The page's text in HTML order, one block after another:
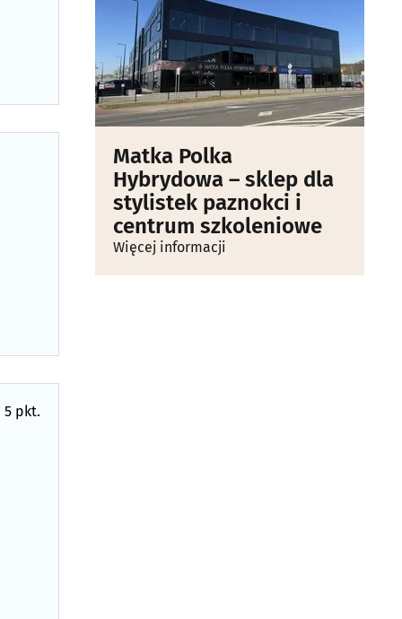
5 pkt.
Matka Polka
Hybrydowa – sklep dla
stylistek paznokci i
centrum szkoleniowe
Więcej informacji